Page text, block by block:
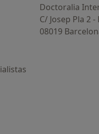
Doctoralia
C/ Josep Pla 2
08019